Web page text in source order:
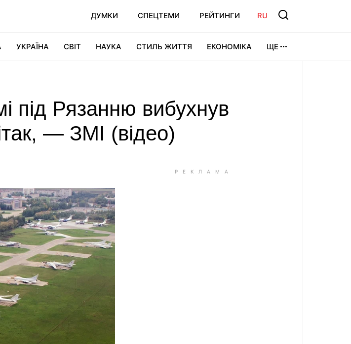
ДУМКИ СПЕЦТЕМИ РЕЙТИНГИ RU
УКРАЇНА СВІТ НАУКА СТИЛЬ ЖИТТЯ ЕКОНОМІКА ЩЕ
під Рязанню вибухнув
— ЗМІ (відео)